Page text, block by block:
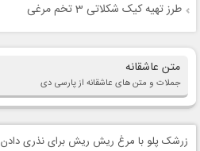
طرز تهیه کیک شکلاتی 3 تخم مرغی
متن عاشقانه
جملات و متن های عاشقانه از پارسی دی
زرشک پلو با مرغ ریش ریش برای نذری دادن